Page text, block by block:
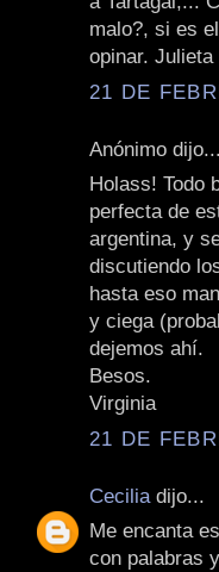
malo?, si es
opinar. Julieta
21 DE
Anónimo dijo...
Holass! Todo
perfecta de
argentina, y
discutiendo
hasta eso
y ciega
dejemos ahí.
Besos.
Virginia
21 DE
Cecilia dijo...
Me encanta
con palabras